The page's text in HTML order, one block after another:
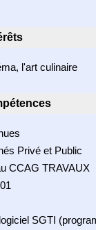
l'art culinaire
Privé et Public
CCAG TRAVAUX
SGTI